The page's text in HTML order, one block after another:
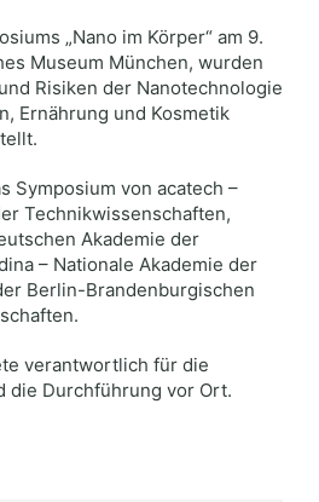
„Nano im Körper“ am 9.
Museum München, wurden
Risiken der Nanotechnologie
Ernährung und Kosmetik
Symposium von acatech –
Technikwissenschaften,
Akademie der
– Nationale Akademie der
Berlin-Brandenburgischen
verantwortlich für die
die Durchführung vor Ort.